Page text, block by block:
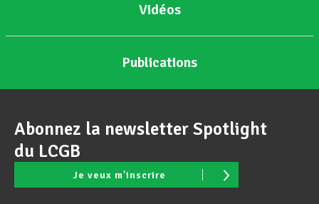
Vidéos
Publications
Abonnez la newsletter Spotlight
du LCGB
Je veux m'inscrire